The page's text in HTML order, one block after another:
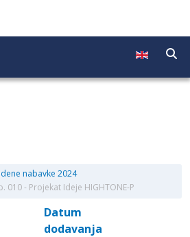
nabavke 2024
010 - Projekat Ideje HIGHTONE-P
Datum
dodavanja